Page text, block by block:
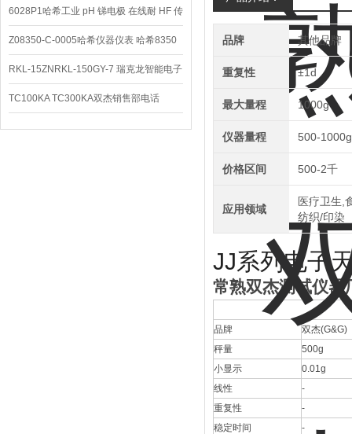
仪
6028P1哈希工业 pH 锑电极 在线耐 HF 传
感器
Z08350-C-0005哈希仪器仪表 哈希8350
sc在线PH电极
RKL-15ZNRKL-150GY-7 瑞克龙智能电子
秤
TC100KA TC300KA双杰销售部电话
TC150KA天平瑞克龙
品牌 其他品牌
重复性 ±1d
最大量程 1000g
仪器量程 500-1000g
价格区间 500-2千
应用领域
医疗卫生,
纺织/印染
JJ系列电子
常熟双杰测试仪器
品牌
双杰(G&G)
秤量
500g
小显示
0.01g
线性
-
重复性
-
稳定时间
-